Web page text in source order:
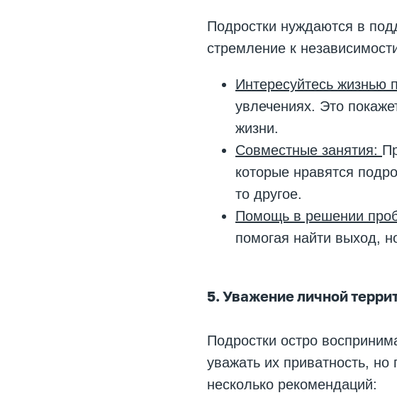
Подростки нуждаются в
стремление к
Интересуйтесь жизнью
увлечениях. Это
жизни.
Совместные занятия:
которые нравятся
то другое.
Помощь в решении
помогая найти выход,
5. Уважение личной
Подростки остро
уважать их приватность,
несколько рекомендаций: